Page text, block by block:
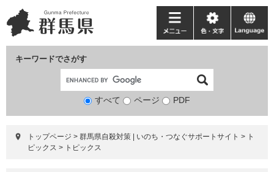
ー
ジ
ニ
ュ
て
キーワードでさがす
検
象
すべて ページ PDF
メ
ニ
ー
色・
文
language
トップページ > 群馬県自殺対策 | いのち・つなぐサポートサイト > ト
ピックス > トピックス